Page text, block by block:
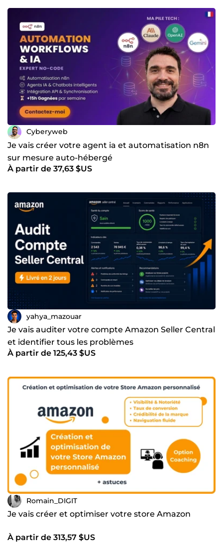
Cyberyweb
Je vais créer votre agent ia et automatisation n8n
sur mesure auto-hébergé
À partir de 37,63 $US
yahya_mazouar
Je vais auditer votre compte Amazon Seller Central
et identifier tous les problèmes
À partir de 125,43 $US
Romain_DIGIT
Je vais créer et optimiser votre store Amazon
À partir de 313,57 $US